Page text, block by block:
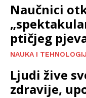
Naučnici
ptičjeg
NAUKA I
Ljudi žive
zdravije,